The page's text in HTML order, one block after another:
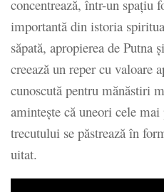
concentrează, într-un spațiu
importantă din istoria
săpată, apropierea de Putna
creează un reper cu valoare
cunoscută pentru mănăstiri
amintește că uneori cele
trecutului se păstrează în
uitat.